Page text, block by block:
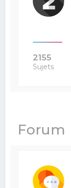
2155
Sujets
Forum